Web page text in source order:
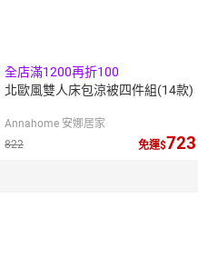
全店滿1200再折100
北歐風雙人床包涼被四件組(14款)
Annahome 安娜居家
822
免運 723